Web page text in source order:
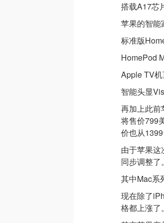
搭载A17芯
苹果的智能
标准版
HomePod
Apple TV机
智能头显
再加上此前
将售价799
价也从1399
由于苹果
同步调整了。
其中Mac系
现在除了
格都上涨了。